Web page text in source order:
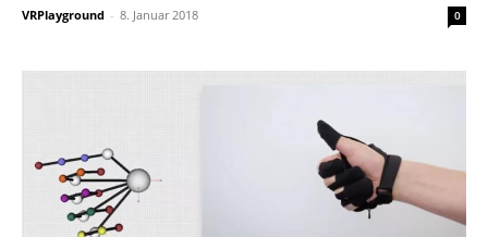
VRPlayground - 8. Januar 2018 0